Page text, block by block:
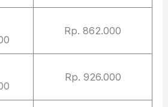
Rp. 862.000
Rp. 926.000